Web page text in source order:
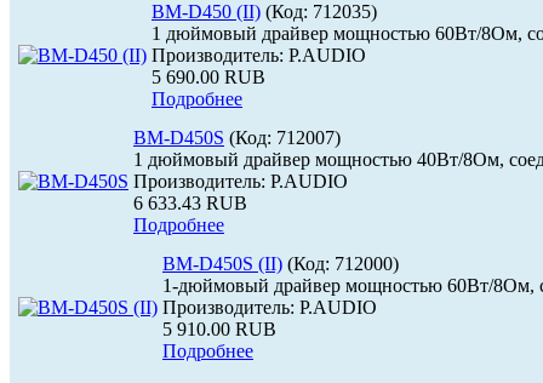
BM-D450 (II) (Код: 712035)
1 дюймовый драйвер мощностью 60Вт/8Ом,
Производитель: P.AUDIO
5 690.00 RUB
Подробнее
BM-D450S (Код: 712007)
1 дюймовый драйвер мощностью 40Вт/8Ом,
Производитель: P.AUDIO
6 633.43 RUB
Подробнее
BM-D450S (II) (Код: 712000)
1-дюймовый драйвер мощностью 60Вт/8Ом,
Производитель: P.AUDIO
5 910.00 RUB
Подробнее